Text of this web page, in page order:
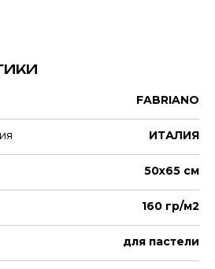
FABRIANO
ИТАЛИЯ
50х65 см
160 гр/м2
для пастели